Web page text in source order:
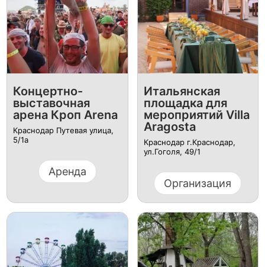
Концертно-
выставочная
арена Кроп Arena
Краснодар Путевая улица,
5/1а
Аренда
Итальянская
площадка для
мероприятий Villa
Aragosta
Краснодар г.Краснодар,
ул.Гоголя, 49/1
Организация